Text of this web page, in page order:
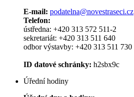
E-mail: podatelna@novestraseci.cz
Telefon:
ústředna: +420 313 572 511-2
sekretariát: +420 313 511 640
odbor výstavby: +420 313 511 730
ID datové schránky: h2sbx9c
Úřední hodiny